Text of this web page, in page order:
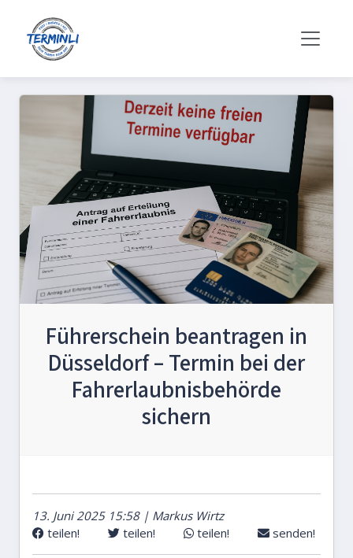
Führerschein beantragen in
Düsseldorf – Termin bei der
Fahrerlaubnisbehörde
sichern
13. Juni 2025 15:58 | Markus Wirtz
teilen!
teilen! teilen! senden!